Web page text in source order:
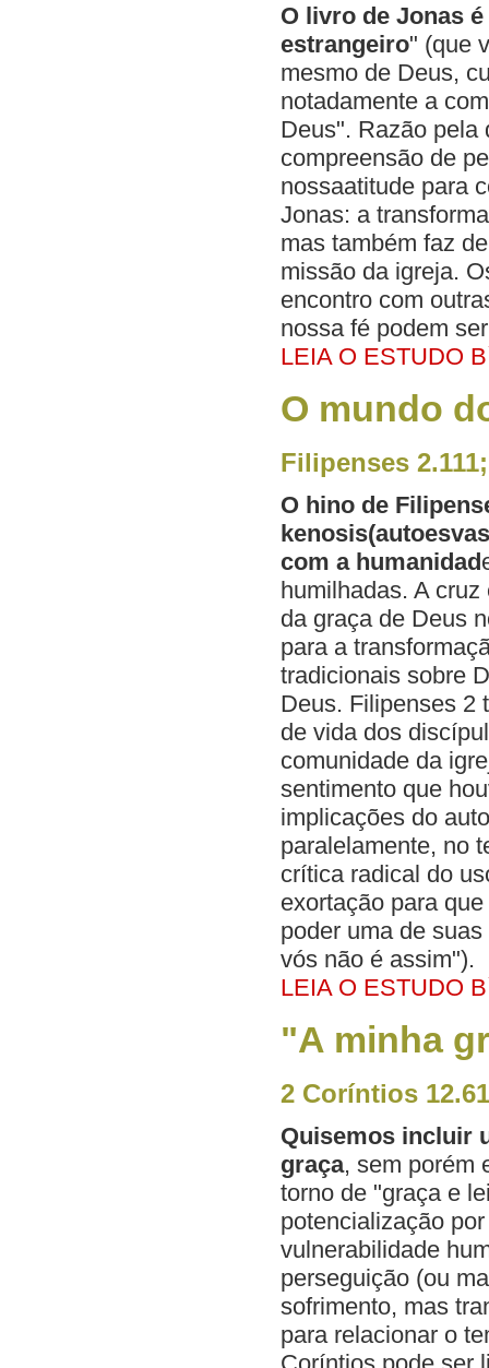
O livro de Jonas
estrangeiro" (que
mesmo de Deus,
notadamente a
Deus". Razão pela
compreensão de
nossaatitude para
Jonas: a
mas também faz
missão da igreja.
encontro com
nossa fé podem
LEIA O ESTUDO
O mundo
Filipenses
O hino de
com a humanidad
humilhadas. A
da graça de Deus
para a
tradicionais sobre
Deus. Filipenses 2
de vida dos
comunidade da
sentimento que
implicações do
paralelamente, no
crítica radical do
exortação para
poder uma de
vós não é assim").
LEIA O ESTUDO
"A minha
2 Coríntios
Quisemos incluir
graça, sem porém
torno de "graça e
potencialização
vulnerabilidade
perseguição (ou
sofrimento, mas
para relacionar o